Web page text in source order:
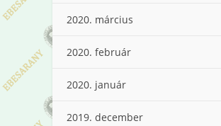
2020. március
2020. február
2020. január
2019. december